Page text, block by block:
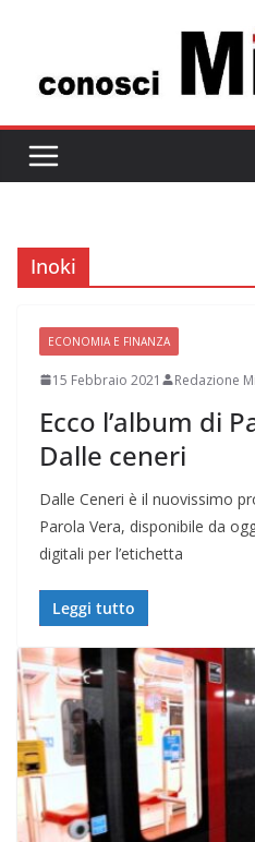
contenuto
Inoki
ECONOMIA E FINANZA
15 Febbraio 2021 Redazione
Ecco l’album di
Dalle ceneri
Dalle Ceneri è il nuovissimo
Parola Vera, disponibile da
digitali per l’etichetta
Leggi tutto